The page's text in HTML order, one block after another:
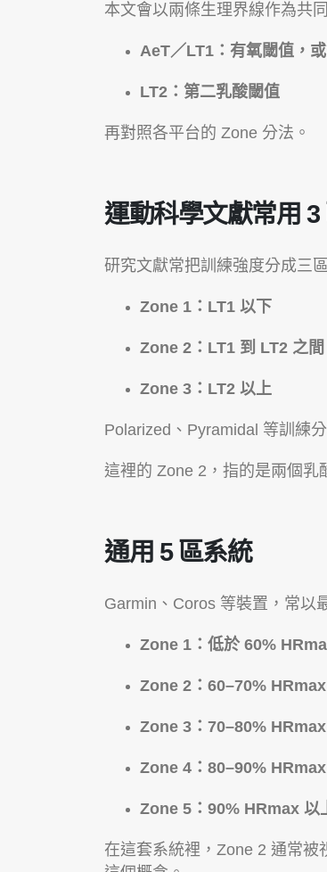
本文會以兩條生理界線作為共
AeT／LT1：有氧閾值，
LT2：第二乳酸閾值
再對照各平台的 Zone 分法。
運動科學文獻常用 3
研究文獻常把訓練強度分成三區
Zone 1：LT1 以下
Zone 2：LT1 到 LT2 之間
Zone 3：LT2 以上
Polarized、Pyramidal 等訓練
這裡的 Zone 2，指的是兩個
通用 5 區系統
Garmin、Coros 等裝置，常以
Zone 1：低於 60%
Zone 2：60–70% HRmax
Zone 3：70–80% HRmax
Zone 4：80–90% HRmax
Zone 5：90% HRmax 以
在這套系統裡，Zone 2 通常